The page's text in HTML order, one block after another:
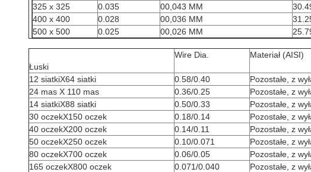
325 x 325
0.035 00,043 MM
400 x 400
0.028 00,036 MM
500 x 500
0.025 00,026 MM
Łuski
Wire Dia. Materiał (AISI)
12 siatkiX64 siatki 0.58/0.40
Pozostałe, z
24 mas X 110 mas
0.36/0.25
Pozostałe, z
14 siatkiX88 siatki
0.50/0.33
Pozostałe, z
30 oczekX150 oczek
0.18/0.14
Pozostałe, z
40 oczekX200 oczek
0.14/0.11
Pozostałe, z
50 oczekX250 oczek
0.10/0.071
Pozostałe, z
80 oczekX700 oczek
0.06/0.05
Pozostałe, z
165 oczekX800 oczek
0.071/0.040
Pozostałe, z